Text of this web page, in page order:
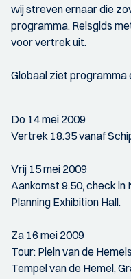
wij streven ernaar die
programma. Reisgids
voor vertrek uit.
Globaal ziet programma
Do 14 mei 2009
Vertrek 18.35 vanaf
Vrij 15 mei 2009
Aankomst 9.50, check in
Planning Exhibition Hall.
Za 16 mei 2009
Tour: Plein van de
Tempel van de Hemel,